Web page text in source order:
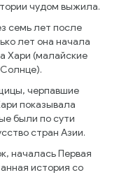
чудом выжила.
семь лет после
лет она начала
Хари (малайские
черпавшие
показывала
были по сути
стран Азии.
началась Первая
история со